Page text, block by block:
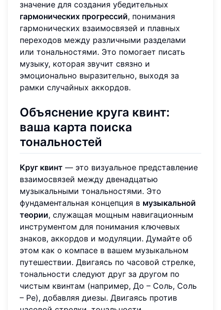
значение для создания убедительных
гармонических прогрессий, понимания
гармонических взаимосвязей и плавных
переходов между различными разделами
или тональностями. Это помогает писать
музыку, которая звучит связно и
эмоционально выразительно, выходя за
рамки случайных аккордов.
Объяснение круга квинт:
ваша карта поиска
тональностей
Круг квинт — это визуальное представление
взаимосвязей между двенадцатью
музыкальными тональностями. Это
фундаментальная концепция в музыкальной
теории, служащая мощным навигационным
инструментом для понимания ключевых
знаков, аккордов и модуляции. Думайте об
этом как о компасе в вашем музыкальном
путешествии. Двигаясь по часовой стрелке,
тональности следуют друг за другом по
чистым квинтам (например, До – Соль, Соль
– Ре), добавляя диезы. Двигаясь против